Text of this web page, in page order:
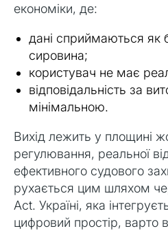
економіки, де:
дані сприймаються як
сировина;
користувач не має
відповідальність за
мінімальною.
Вихід лежить у площині
регулювання, реальної
ефективного судового
рухається цим шляхом
Act. Україні, яка
цифровий простір, варто